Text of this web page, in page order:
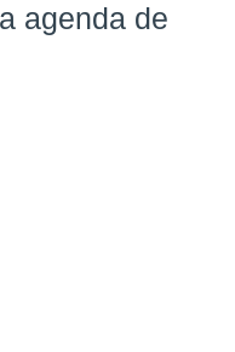
agenda de